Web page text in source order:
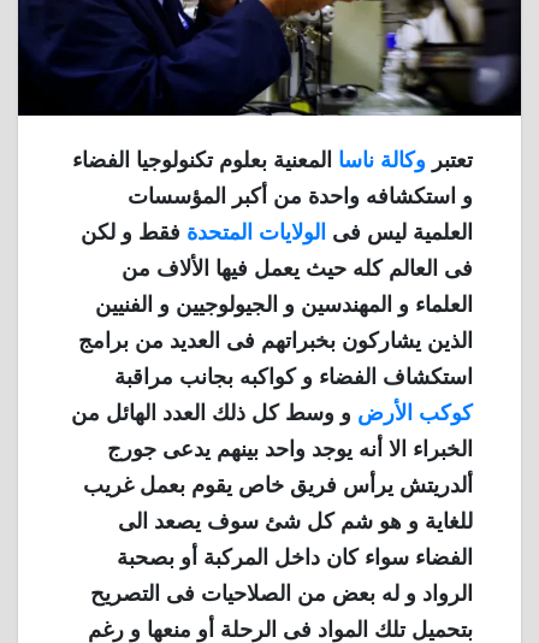
تعتبر وكالة ناسا المعنية بعلوم تكنولوجيا الفضاء
و استكشافه واحدة من أكبر المؤسسات
العلمية ليس فى الولايات المتحدة فقط و لكن
فى العالم كله حيث يعمل فيها الألاف من
العلماء و المهندسين و الجيولوجيين و الفنيين
الذين يشاركون بخبراتهم فى العديد من برامج
استكشاف الفضاء و كواكبه بجانب مراقبة
كوكب الأرض و وسط كل ذلك العدد الهائل من
الخبراء الا أنه يوجد واحد بينهم يدعى جورج
ألدريتش يرأس فريق خاص يقوم بعمل غريب
للغاية و هو شم كل شئ سوف يصعد الى
الفضاء سواء كان داخل المركبة أو بصحبة
الرواد و له بعض من الصلاحيات فى التصريح
بتحميل تلك المواد فى الرحلة أو منعها و رغم